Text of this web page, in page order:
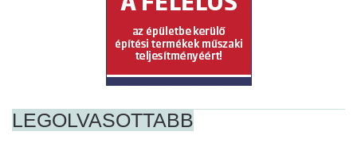
LEGOLVASOTTABB